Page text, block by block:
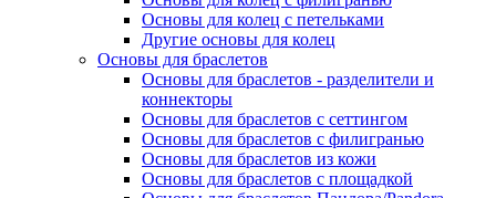
Основы для колец с петельками
Другие основы для колец
Основы для браслетов
Основы для браслетов - разделители и
коннекторы
Основы для браслетов с сеттингом
Основы для браслетов с филигранью
Основы для браслетов из кожи
Основы для браслетов с площадкой